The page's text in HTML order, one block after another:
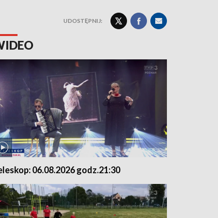
UDOSTĘPNIJ:
06.08.2026 godz.21:30